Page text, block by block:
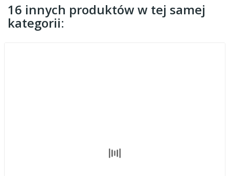
16 innych produktów w tej samej
kategorii: